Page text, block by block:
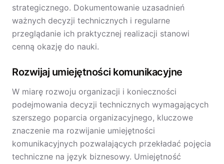
strategicznego. Dokumentowanie uzasadnień
ważnych decyzji technicznych i regularne
przeglądanie ich praktycznej realizacji stanowi
cenną okazję do nauki.
Rozwijaj umiejętności komunikacyjne
W miarę rozwoju organizacji i konieczności
podejmowania decyzji technicznych wymagających
szerszego poparcia organizacyjnego, kluczowe
znaczenie ma rozwijanie umiejętności
komunikacyjnych pozwalających przekładać pojęcia
techniczne na język biznesowy. Umiejętność